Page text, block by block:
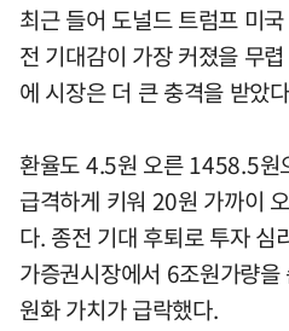
최근 들어 도널드 트럼프 미
전 기대감이 가장 커졌을 무
에 시장은 더 큰 충격을 받았
환율도 4.5원 오른 1458.5원
급격하게 키워 20원 가까이
다. 종전 기대 후퇴로 투자 심
가증권시장에서 6조원가량
원화 가치가 급락했다.